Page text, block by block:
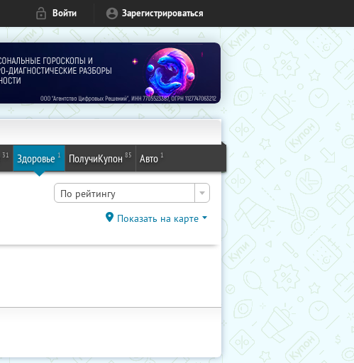
Войти Зарегистрироваться
31 Здоровье 1 ПолучиКупон 85 Авто 1
По рейтингу
Показать на карте